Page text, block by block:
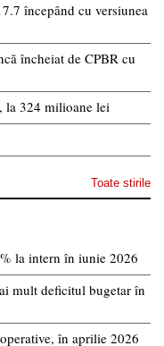
începând cu versiunea
încheiat de CPBR cu
la 324 milioane lei
Toate stirile
la intern în iunie 2026
mult deficitul bugetar în
în aprilie 2026